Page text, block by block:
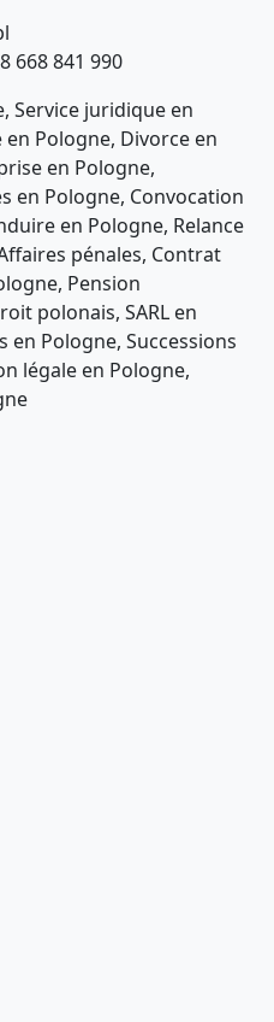
668 841 990
Service juridique en
Pologne, Divorce en
en Pologne,
en Pologne, Convocation
en Pologne, Relance
pénales, Contrat
Pension
polonais, SARL en
en Pologne, Successions
légale en Pologne,